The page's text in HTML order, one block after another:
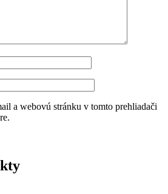
a webovú stránku v tomto prehliadači